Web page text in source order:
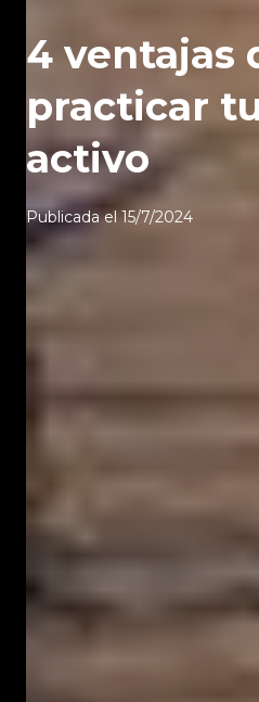
4 ventajas
practicar
activo
Publicada el15/7/2024